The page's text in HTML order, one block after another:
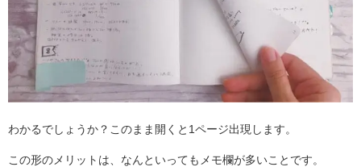
わかるでしょうか？このまま開くと1ページ出現します。
この形のメリットは、なんといってもメモ欄が多いことです。